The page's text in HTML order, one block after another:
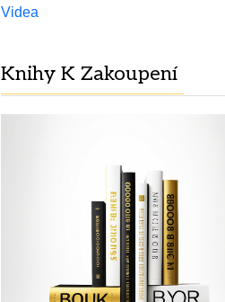
Videa
Knihy K Zakoupení